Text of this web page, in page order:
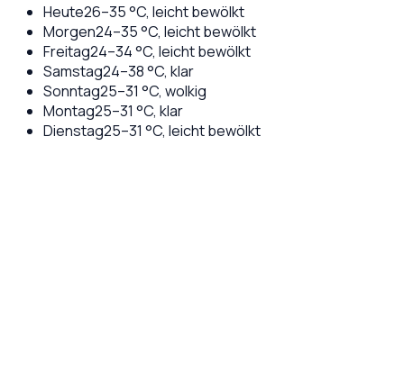
Heute26–35°C, leicht bewölkt
Morgen24–35°C, leicht bewölkt
Freitag24–34°C, leicht bewölkt
Samstag24–38°C, klar
Sonntag25–31 °C, wolkig
Montag25–31 °C, klar
Dienstag25–31 °C, leicht bewölkt